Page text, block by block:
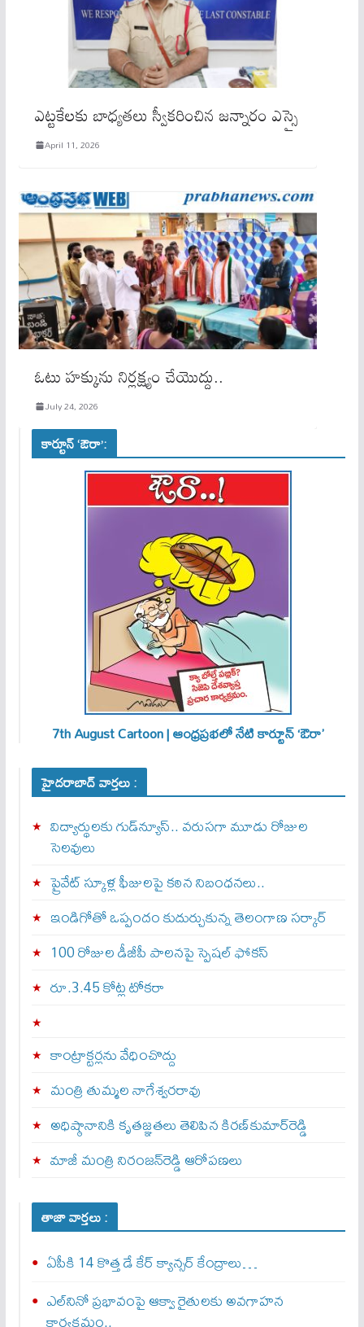
ఎట్టకేలకు బాధ్యతలు స్వీకరించిన జన్నారం ఎస్సై
April 11, 2026
ఓటు హక్కును నిర్లక్ష్యం చేయొద్దు..
July 24, 2026
కార్టూన్ ‘ఔరా’:
7th August Cartoon | ఆంధ్రప్రభలో నేటి కార్టూన్ ‘ఔరా’
హైదరాబాద్ వార్తలు :
విద్యార్థులకు గుడ్‌న్యూస్.. వరుసగా మూడు రోజుల
సెలవులు
ప్రైవేట్ స్కూళ్ల ఫీజులపై కఠిన నిబంధనలు..
ఇండిగోతో ఒప్పందం కుదుర్చుకున్న తెలంగాణ స‌ర్కార్
100 రోజుల డీజీపీ పాలనపై స్పెషల్ ఫోకస్
రూ.3.45 కోట్ల టోకరా
కాంట్రాక్టర్లను వేధించొద్దు
మంత్రి తుమ్మల నాగేశ్వరరావు
అధిష్ఠానానికి కృతజ్ఞతలు తెలిపిన కిరణ్‌కుమార్‌రెడ్డి
మాజీ మంత్రి నిరంజన్‌రెడ్డి ఆరోపణలు
తాజా వార్తలు :
ఏపీకి 14 కొత్త డే కేర్ క్యాన్సర్ కేంద్రాలు…
ఎల్‌నినో ప్రభావంపై ఆక్వా రైతులకు అవగాహన